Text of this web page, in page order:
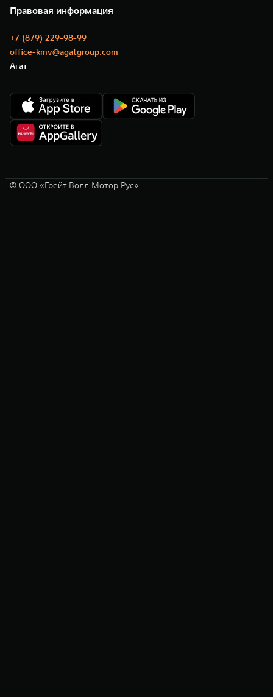
Моторные масла
Новости
Правовая информация
+7 (879) 229-98-99
office-kmv@agatgroup.com
Агат
© ООО «Грейт Волл Мотор Рус»